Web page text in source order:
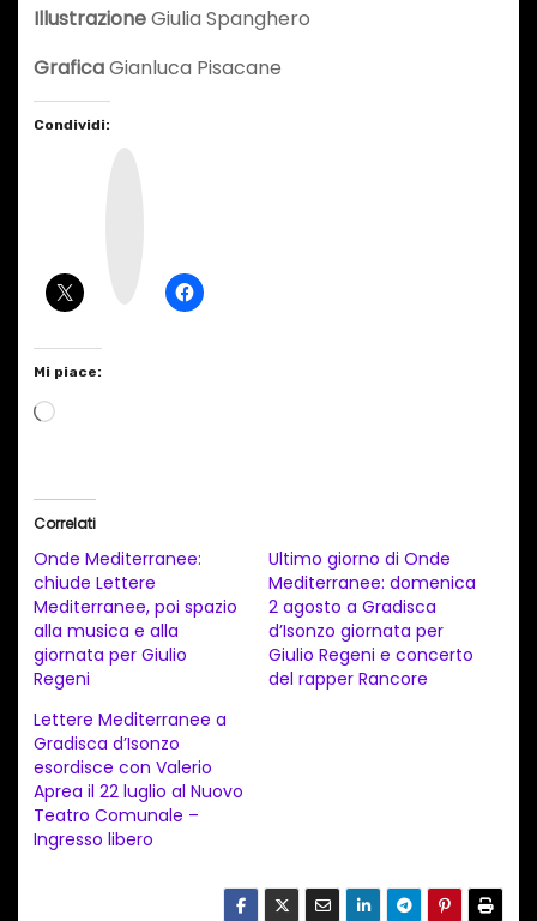
IllustrazioneGiulia Spanghero
GraficaGianluca Pisacane
Condividi:
Mi piace:
C
a
m
e
n
t
o
i
n
c
Correlati
Onde Mediterranee:
chiude Lettere
Mediterranee, poi spazio
alla musica e alla
giornata per Giulio
Regeni
Ultimo giorno di Onde
Mediterranee: domenica
2 agosto a Gradisca
d’Isonzo giornata per
Giulio Regeni e concerto
del rapper Rancore
Lettere Mediterranee a
Gradisca d’Isonzo
esordisce con Valerio
Aprea il 22 luglio al Nuovo
Teatro Comunale –
Ingresso libero